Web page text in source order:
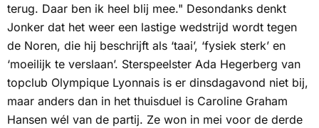
terug. Daar ben ik heel blij mee." Desondanks denkt
Jonker dat het weer een lastige wedstrijd wordt tegen
de Noren, die hij beschrijft als ‘taai’, ‘fysiek sterk’ en
‘moeilijk te verslaan’. Sterspeelster Ada Hegerberg van
topclub Olympique Lyonnais is er dinsdagavond niet bij,
maar anders dan in het thuisduel is Caroline Graham
Hansen wél van de partij. Ze won in mei voor de derde